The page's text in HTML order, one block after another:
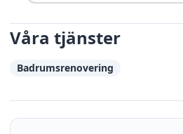
Våra tjänster
Badrumsrenovering